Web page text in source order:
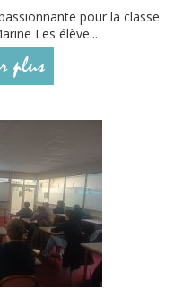
pour la classe
Les élève...
plus